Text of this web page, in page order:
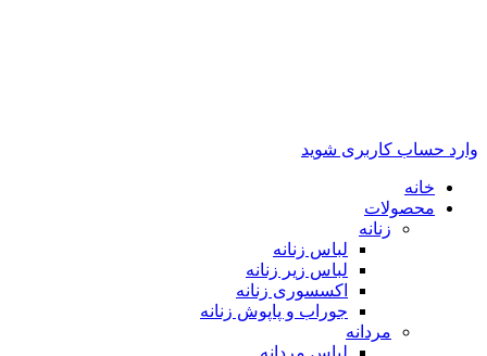
وارد حساب کاربری شوید
خانه
محصولات
زنانه
لباس زنانه
لباس زیر زنانه
اکسسوری زنانه
جوراب و پاپوش زنانه
مردانه